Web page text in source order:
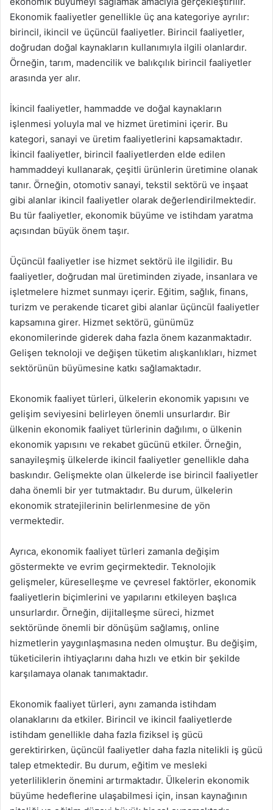
Ekonomik faaliyetler genellikle üç ana kategoriye ayrılır:
birincil, ikincil ve üçüncül faaliyetler. Birincil faaliyetler,
doğrudan doğal kaynakların kullanımıyla ilgili olanlardır.
Örneğin, tarım, madencilik ve balıkçılık birincil faaliyetler
arasında yer alır.
İkincil faaliyetler, hammadde ve doğal kaynakların
işlenmesi yoluyla mal ve hizmet üretimini içerir. Bu
kategori, sanayi ve üretim faaliyetlerini kapsamaktadır.
İkincil faaliyetler, birincil faaliyetlerden elde edilen
hammaddeyi kullanarak, çeşitli ürünlerin üretimine olanak
tanır. Örneğin, otomotiv sanayi, tekstil sektörü ve inşaat
gibi alanlar ikincil faaliyetler olarak değerlendirilmektedir.
Bu tür faaliyetler, ekonomik büyüme ve istihdam yaratma
açısından büyük önem taşır.
Üçüncül faaliyetler ise hizmet sektörü ile ilgilidir. Bu
faaliyetler, doğrudan mal üretiminden ziyade, insanlara ve
işletmelere hizmet sunmayı içerir. Eğitim, sağlık, finans,
turizm ve perakende ticaret gibi alanlar üçüncül faaliyetler
kapsamına girer. Hizmet sektörü, günümüz
ekonomilerinde giderek daha fazla önem kazanmaktadır.
Gelişen teknoloji ve değişen tüketim alışkanlıkları, hizmet
sektörünün büyümesine katkı sağlamaktadır.
Ekonomik faaliyet türleri, ülkelerin ekonomik yapısını ve
gelişim seviyesini belirleyen önemli unsurlardır. Bir
ülkenin ekonomik faaliyet türlerinin dağılımı, o ülkenin
ekonomik yapısını ve rekabet gücünü etkiler. Örneğin,
sanayileşmiş ülkelerde ikincil faaliyetler genellikle daha
baskındır. Gelişmekte olan ülkelerde ise birincil faaliyetler
daha önemli bir yer tutmaktadır. Bu durum, ülkelerin
ekonomik stratejilerinin belirlenmesine de yön
vermektedir.
Ayrıca, ekonomik faaliyet türleri zamanla değişim
göstermekte ve evrim geçirmektedir. Teknolojik
gelişmeler, küreselleşme ve çevresel faktörler, ekonomik
faaliyetlerin biçimlerini ve yapılarını etkileyen başlıca
unsurlardır. Örneğin, dijitalleşme süreci, hizmet
sektöründe önemli bir dönüşüm sağlamış, online
hizmetlerin yaygınlaşmasına neden olmuştur. Bu değişim,
tüketicilerin ihtiyaçlarını daha hızlı ve etkin bir şekilde
karşılamaya olanak tanımaktadır.
Ekonomik faaliyet türleri, aynı zamanda istihdam
olanaklarını da etkiler. Birincil ve ikincil faaliyetlerde
istihdam genellikle daha fazla fiziksel iş gücü
gerektirirken, üçüncül faaliyetler daha fazla nitelikli iş gücü
talep etmektedir. Bu durum, eğitim ve mesleki
yeterliliklerin önemini artırmaktadır. Ülkelerin ekonomik
büyüme hedeflerine ulaşabilmesi için, insan kaynağının